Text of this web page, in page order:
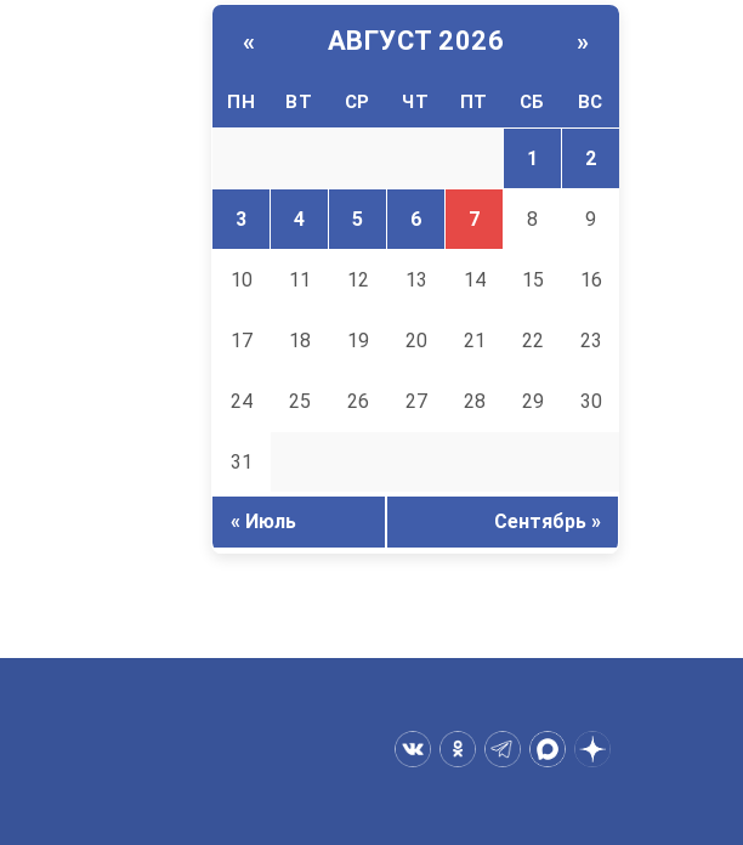
« АВГУСТ 2026 »
ПН ВТ СР ЧТ ПТ СБ ВС
1 2
3 4 5 6 7 8 9
10 11 12 13 14 15 16
17 18 19 20 21 22 23
24 25 26 27 28 29 30
31
« Июль Сентябрь »